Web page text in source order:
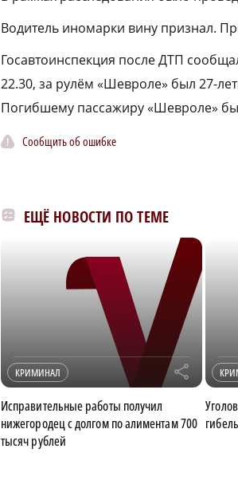
Водитель иномарки вину признал.
Госавтоинспекция после ДТП
22.30, за рулём «Шевроле» был 27-
Погибшему пассажиру «Шевроле»
Сообщить об ошибке
ЕЩЁ НОВОСТИ ПО ТЕМЕ
КРИМИНАЛ r
Исправительные работы получил
нижегородец с долгом по алиментам 700
тысяч рублей